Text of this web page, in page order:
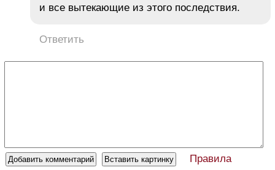
и все вытекающие из этого последствия.
Ответить
Правила